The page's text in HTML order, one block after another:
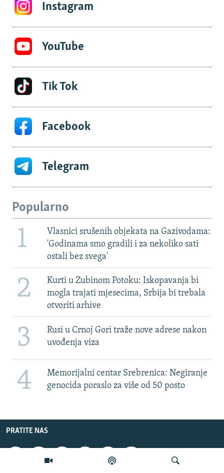
Instagram
YouTube
Tik Tok
Facebook
Telegram
Popularno
1
Vlasnici srušenih objekata na Gazivodama:
'Godinama smo gradili i za nekoliko sati
ostali bez svega'
2
Kurti u Zubinom Potoku: Iskopavanja bi
mogla trajati mjesecima, Srbija bi trebala
otvoriti arhive
3
Rusi u Crnoj Gori traže nove adrese nakon
uvođenja viza
4
Memorijalni centar Srebrenica: Negiranje
genocida poraslo za više od 50 posto
PRATITE NAS